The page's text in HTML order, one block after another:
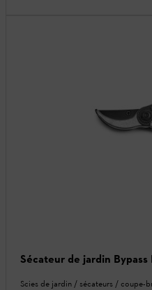
Sécateur de jardin Bypass
Scies de jardin / sécateurs / coupe-